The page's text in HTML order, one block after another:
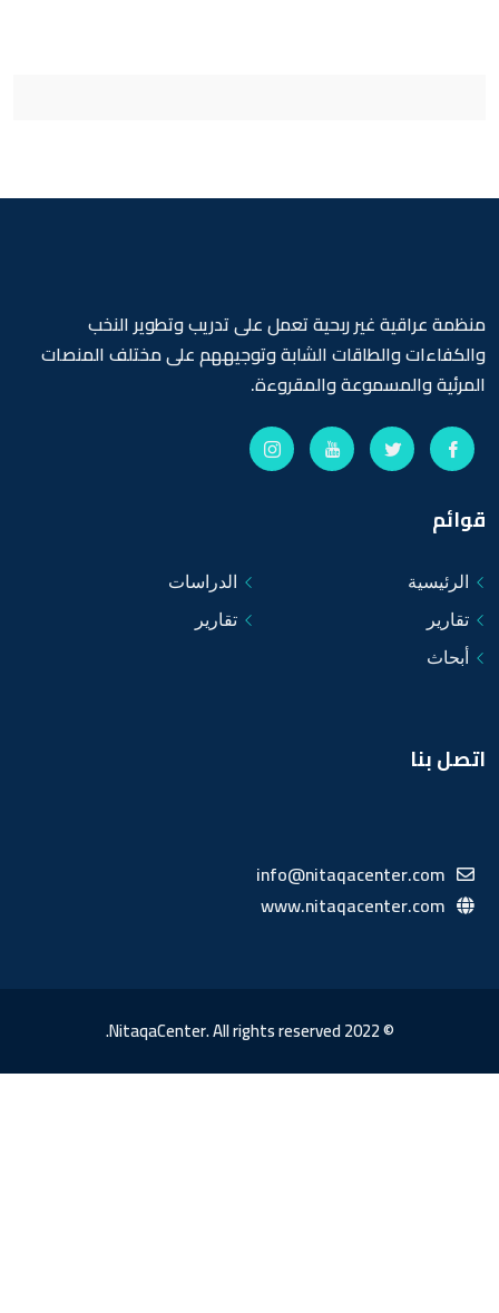
عراقية غير ربحية تعمل على تدريب وتطوير النخب
والطاقات الشابة وتوجيههم على مختلف المنصات
والمسموعة والمقروءة.
الرئيسية
الدراسات
تقارير
تقارير
أبحاث
بنا
info@nitaqacenter.com
www.nitaqacenter.com